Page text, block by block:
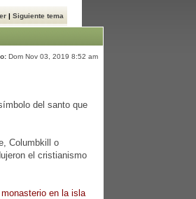
| Siguiente tema
Dom Nov 03, 2019 8:52 am
del santo que
Columbkill o
el cristianismo
monasterio en la isla